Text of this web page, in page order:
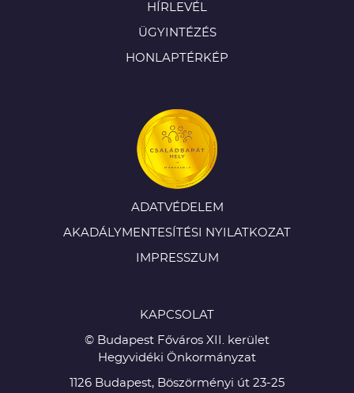
HÍRLEVÉL
ÜGYINTÉZÉS
HONLAPTÉRKÉP
ADATVÉDELEM
AKADÁLYMENTESÍTÉSI NYILATKOZAT
IMPRESSZUM
KAPCSOLAT
© Budapest Főváros XII. kerület
Hegyvidéki Önkormányzat
1126 Budapest, Böszörményi út 23-25